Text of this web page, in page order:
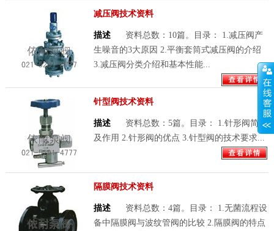
减压阀技术资料
描述
资料总数：10篇。目录： 1.减压阀产
生噪音的3大原因 2.平衡套筒式减压阀的介绍
3.减压阀分类介绍和基本性能...
针型阀技术资料
描述
资料总数：5篇。目录： 1.针形阀简介
及作用 2.针形阀的优点 3.针型阀的技术要求...
隔膜阀技术资料
描述
资料总数：4篇。目录： 1.无菌流程设
备中隔膜阀与波纹管阀的比较 2.隔膜阀的特点